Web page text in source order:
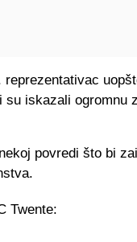
iskazali ogromnu
povredi što bi
Twente: